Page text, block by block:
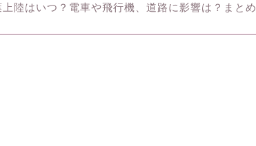
陸はいつ？電車や飛行機、道路に影響は？まとめ